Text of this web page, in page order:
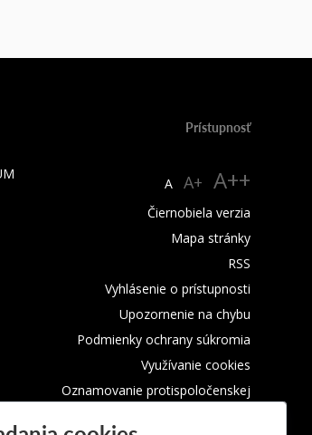
Prístupnosť
A A+ A++
Čiernobiela verzia
Mapa stránky
RSS
Vyhlásenie o prístupnosti
Upozornenie na chybu
Podmienky ochrany súkromia
Využívanie cookies
Oznamovanie protispoločenskej